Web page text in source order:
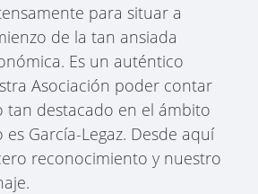
para situar a
de la tan ansiada
Es un auténtico
Asociación poder contar
tan destacado en el ámbito
García-Legaz. Desde aquí
reconocimiento y nuestro